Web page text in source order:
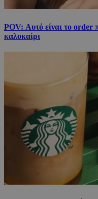
POV: Αυτό είναι το order
καλοκαίρι